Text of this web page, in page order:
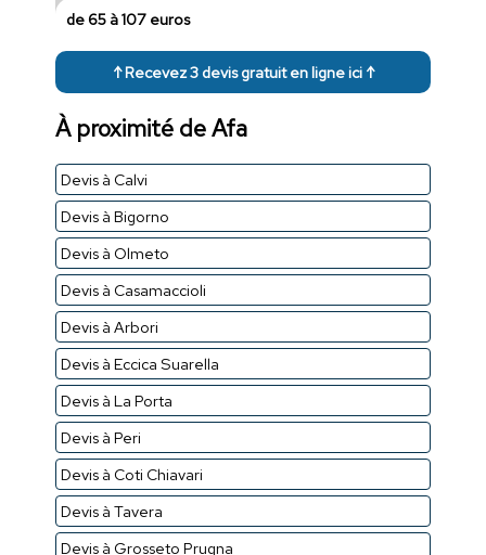
de 65 à 107 euros
↑ Recevez 3 devis gratuit en ligne ici ↑
À proximité de Afa
Devis à Calvi
Devis à Bigorno
Devis à Olmeto
Devis à Casamaccioli
Devis à Arbori
Devis à Eccica Suarella
Devis à La Porta
Devis à Peri
Devis à Coti Chiavari
Devis à Tavera
Devis à Grosseto Prugna